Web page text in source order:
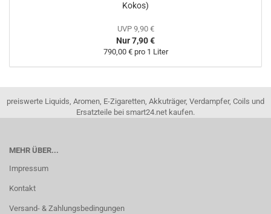
Kokos)
UVP 9,90 €
Nur 7,90 €
790,00 € pro 1 Liter
preiswerte Liquids, Aromen, E-Zigaretten, Akkuträger, Verdampfer, Coils und
Ersatzteile bei smart24.net kaufen.
MEHR ÜBER...
Impressum
Kontakt
Versand- & Zahlungsbedingungen